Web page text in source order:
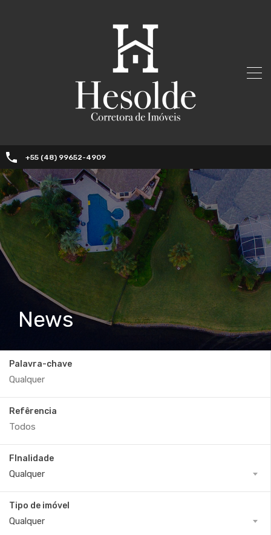
+55 (48) 99652-4909
News
Palavra-chave
Refêrencia
FInalidade
Qualquer
Tipo de imóvel
Qualquer